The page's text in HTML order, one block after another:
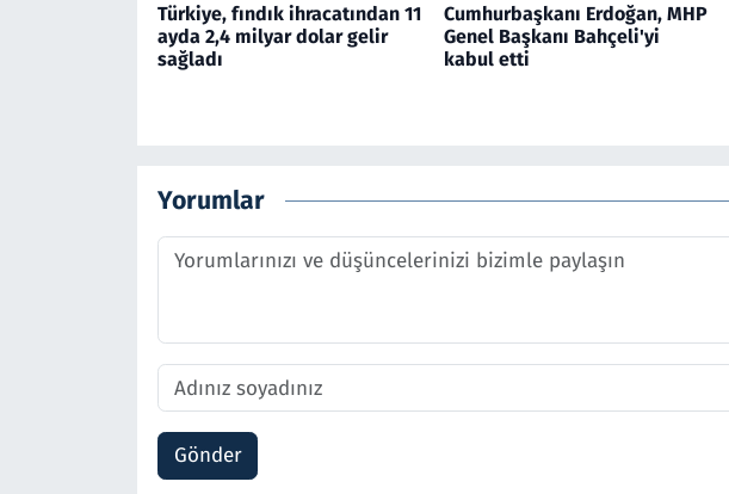
Türkiye, fındık ihracatından 11
ayda 2,4 milyar dolar gelir
sağladı
Cumhurbaşkanı Erdoğan, MHP
Genel Başkanı Bahçeli'yi
kabul etti
Yorumlar
Gönder